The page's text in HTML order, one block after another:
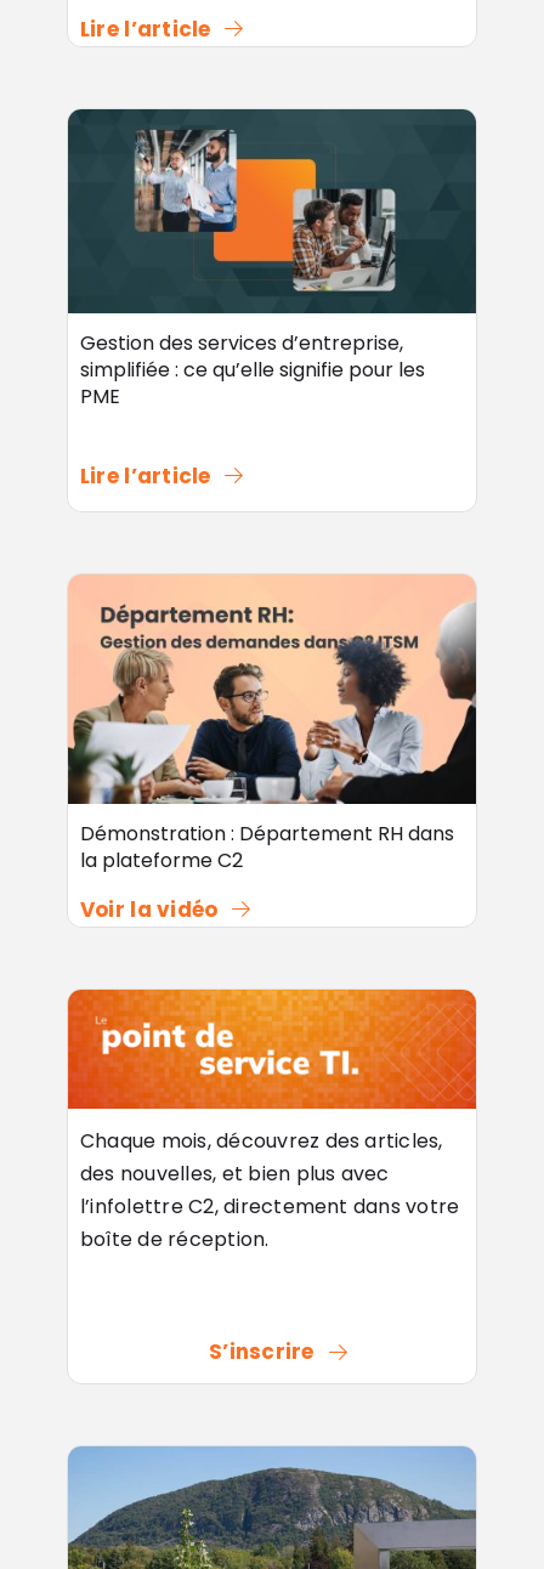
Lire l’article
Gestion des services d’entreprise,
simplifiée : ce qu’elle signifie pour les
PME
Lire l’article
Démonstration : Département RH dans
la plateforme C2
Voir la vidéo
Chaque mois, découvrez des articles,
des nouvelles, et bien plus avec
l’infolettre C2, directement dans votre
boîte de réception.
S’inscrire